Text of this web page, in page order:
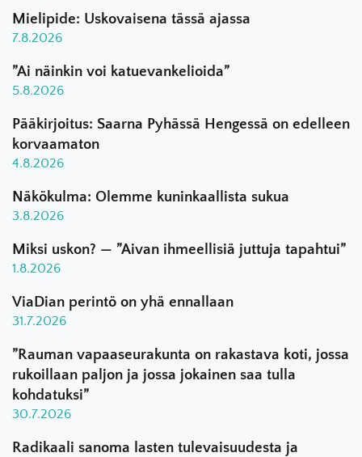
Mielipide: Uskovaisena tässä ajassa
7.8.2026
”Ai näinkin voi katuevankelioida”
5.8.2026
Pääkirjoitus: Saarna Pyhässä Hengessä on edelleen
korvaamaton
4.8.2026
Näkökulma: Olemme kuninkaallista sukua
3.8.2026
Miksi uskon? — ”Aivan ihmeellisiä juttuja tapahtui”
1.8.2026
ViaDian perintö on yhä ennallaan
31.7.2026
”Rauman vapaaseurakunta on rakastava koti, jossa
rukoillaan paljon ja jossa jokainen saa tulla
kohdatuksi”
30.7.2026
Radikaali sanoma lasten tulevaisuudesta ja